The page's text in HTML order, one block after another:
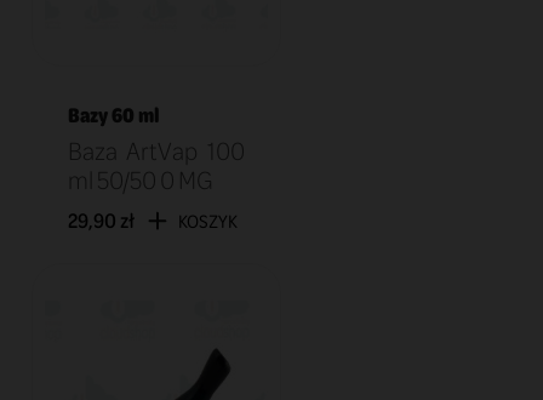
Bazy 60 ml
Baza ArtVap 100
ml 50/50 0 MG
29,90 zł KOSZYK